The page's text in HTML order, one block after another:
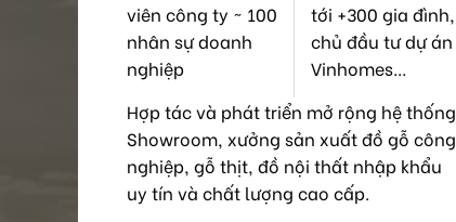
viên công ty ~ 100
nhân sự doanh
nghiệp
tới +300 gia đình,
chủ đầu tư dự án
Vinhomes...
Hợp tác và phát triển mở rộng hệ thống
Showroom, xưởng sản xuất đồ gỗ công
nghiệp, gỗ thịt, đồ nội thất nhập khẩu
uy tín và chất lượng cao cấp.